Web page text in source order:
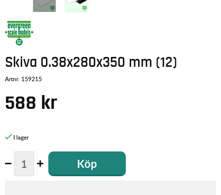
Skiva 0.38x280x350 mm (12)
Artnr: 159215
588 kr
Köp